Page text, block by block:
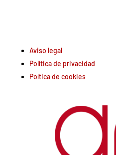
Aviso legal
Política de privacidad
Poítica de cookies